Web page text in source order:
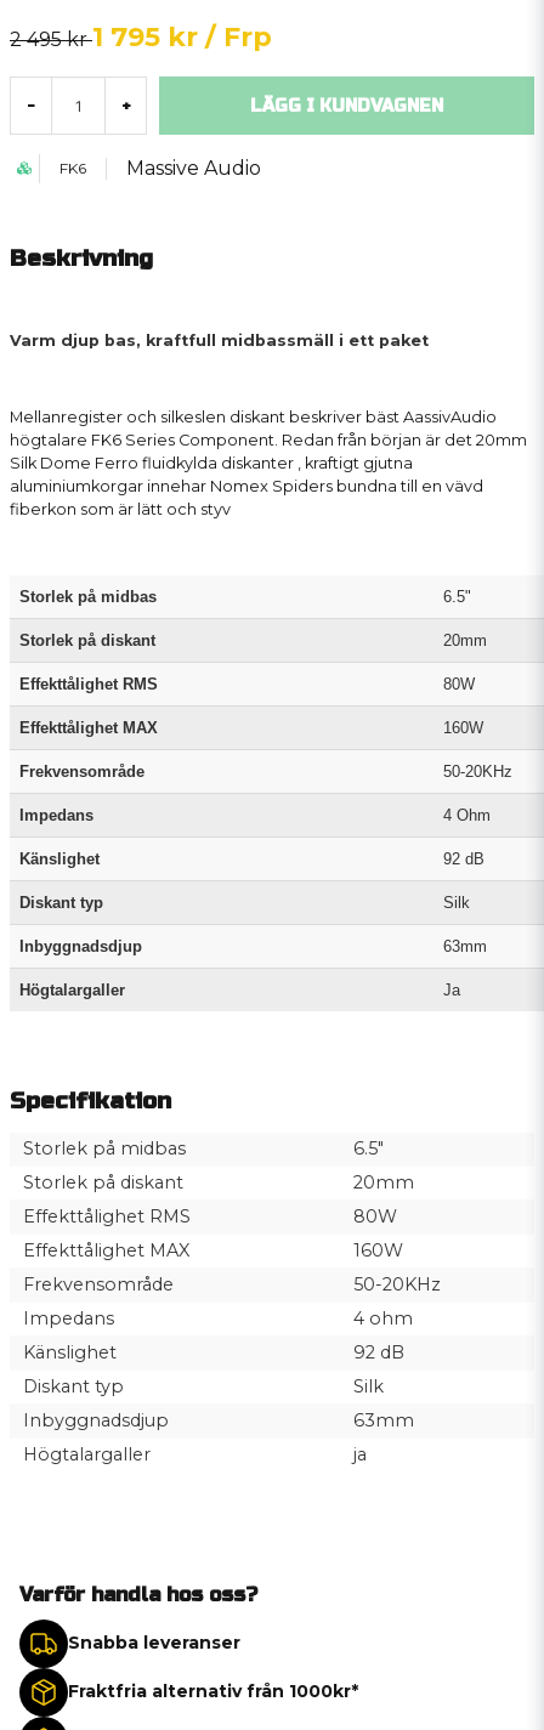
2 495 kr1 795 kr / Frp
- + LÄGG I KUNDVAGNEN
FK6 Massive Audio
Beskrivning
Varm djup bas, kraftfull midbassmäll i ett paket
Mellanregister och silkeslen diskant beskriver bäst AassivAudio
högtalare FK6 Series Component. Redan från början är det 20mm
Silk Dome Ferro fluidkylda diskanter , kraftigt gjutna
aluminiumkorgar innehar Nomex Spiders bundna till en vävd
fiberkon som är lätt och styv
Storlek på midbas 6.5"
Storlek på diskant 20mm
Effekttålighet RMS 80W
Effekttålighet MAX 160W
Frekvensområde 50-20KHz
Impedans 4 Ohm
Känslighet 92 dB
Diskant typ Silk
Inbyggnadsdjup 63mm
Högtalargaller Ja
Specifikation
Storlek på midbas
6.5"
Storlek på diskant
20mm
Effekttålighet RMS
80W
Effekttålighet MAX
160W
Frekvensområde
50-20KHz
Impedans
4 ohm
Känslighet
92 dB
Diskant typ
Silk
Inbyggnadsdjup
63mm
Högtalargaller
ja
Varför handla hos oss?
Snabba leveranser
Fraktfria alternativ från 1000kr*